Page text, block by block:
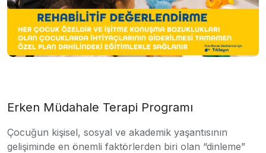
Erken Müdahale Terapi Programı
Çocuğun kişisel, sosyal ve akademik yaşantısının
gelişiminde en önemli faktörlerden biri olan “dinleme”